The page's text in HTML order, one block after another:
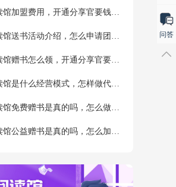
好省阅读馆加盟费用，开通分享官要钱吗？
好省阅读馆送书活动介绍，怎么申请团长？
好省阅读馆赠书怎么领，开通分享官要钱吗？
好省阅读馆是什么经营模式，怎样做代理？
好省阅读馆免费赠书是真的吗，怎么做代理？
好省阅读馆公益赠书是真的吗，怎么加入？
问答